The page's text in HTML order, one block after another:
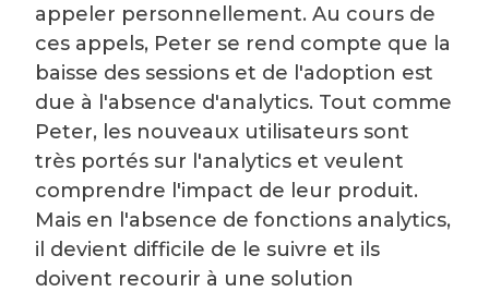
appeler personnellement. Au cours de
ces appels, Peter se rend compte que la
baisse des sessions et de l'adoption est
due à l'absence d'analytics. Tout comme
Peter, les nouveaux utilisateurs sont
très portés sur l'analytics et veulent
comprendre l'impact de leur produit.
Mais en l'absence de fonctions analytics,
il devient difficile de le suivre et ils
doivent recourir à une solution